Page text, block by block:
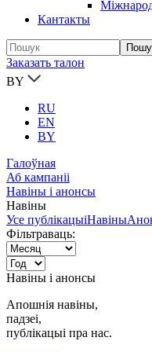
Кантакты
Заказать талон
BY
RU
EN
BY
Галоўная
Аб кампаніі
Навіны і анонсы
Навіны
Усе публікацыіНавіны
Фільтраваць:
Навіны і анонсы
Апошнія навіны,
падзеi,
публікацыі пра нас.